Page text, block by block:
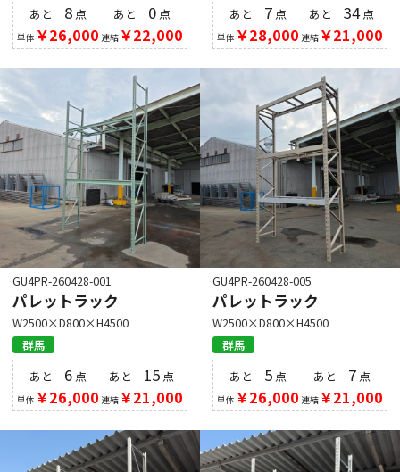
あと 8 点
単体 ￥26,000
あと 0点
連結￥22,000
あと 7 点
単体 ￥28,000
あと34点
連結￥21,000
GU4PR-260428-001
パレットラック
W2500×D800×H4500
群馬
あと 6 点
単体 ￥26,000
あと 15 点
連結￥21,000
GU4PR-260428-005
パレットラック
W2500×D800×H4500
群馬
あと 5 点
単体 ￥26,000
あと 7点
連結￥21,000